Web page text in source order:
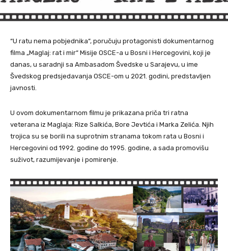
“U ratu nema pobjednika“, poručuju protagonisti dokumentarnog
filma „Maglaj: rat i mir“ Misije OSCE-a u Bosni i Hercegovini, koji je
danas, u saradnji sa Ambasadom Švedske u Sarajevu, u ime
Švedskog predsjedavanja OSCE-om u 2021. godini, predstavljen
javnosti.
U ovom dokumentarnom filmu je prikazana priča tri ratna
veterana iz Maglaja: Rize Salkića, Bore Jevtića i Marka Zelića. Njih
trojica su se borili na suprotnim stranama tokom rata u Bosni i
Hercegovini od 1992. godine do 1995. godine, a sada promovišu
suživot, razumijevanje i pomirenje.